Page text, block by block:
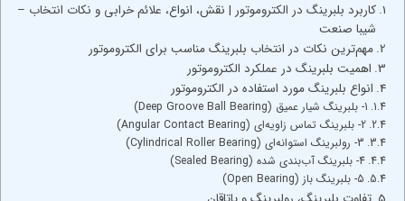
کاربرد بلبرینگ در الکتروموتور | نقش، انواع، علائم خرابی و نکات انتخاب –
شیبا صنعت
مهم‌ترین نکات در انتخاب بلبرینگ مناسب برای الکتروموتور
اهمیت بلبرینگ در عملکرد الکتروموتور
انواع بلبرینگ مورد استفاده در الکتروموتور
1- بلبرینگ شیار عمیق (Deep Groove Ball Bearing)
2- بلبرینگ تماس زاویه‌ای (Angular Contact Bearing)
3- رولبرینگ استوانه‌ای (Cylindrical Roller Bearing)
4- بلبرینگ آب‌بندی شده (Sealed Bearing)
5- بلبرینگ باز (Open Bearing)